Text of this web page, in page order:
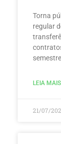
Torna
regular
LEIA
21/07/